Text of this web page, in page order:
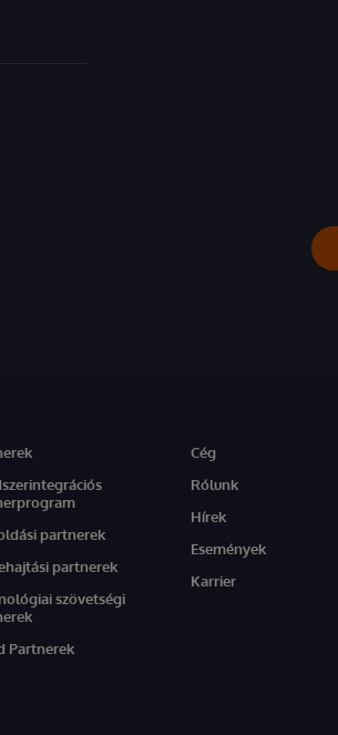
partnerek
partnerek
szövetségi
Partnerek
Cég
Rólunk
Hírek
Események
Karrier